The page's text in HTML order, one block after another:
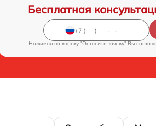
Бесплатная
Нажимая на кнопку "Оставить заявку" Вы